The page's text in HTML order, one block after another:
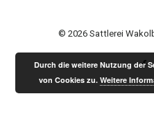
© 2026 Sattlerei
Durch die weitere Nutzung der
von Cookies zu.Weitere